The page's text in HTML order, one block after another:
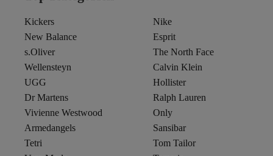
Kickers Nike
New Balance
Esprit
s.Oliver
The North Face
Wellensteyn
Calvin Klein
UGG
Hollister
Dr Martens
Ralph Lauren
Vivienne Westwood
Only
Armedangels
Sansibar
Tetri
Tom Tailor